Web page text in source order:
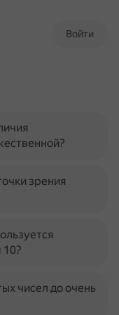
Войти
зрения
10?
чисел до очень